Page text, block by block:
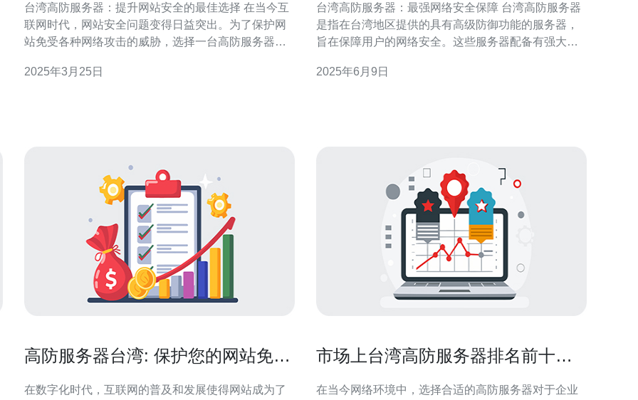
台湾高防服务器：提升网站安全的最佳选择 在当今互
联网时代，网站安全问题变得日益突出。为了保护网
站免受各种网络攻击的威胁，选择一台高防服务器成
选择中，台湾高防服务器凭借其出色的性能和安全特
2025年3月25日
台湾高防服务器：最强网络安全保障 台湾高防服务器
是指在台湾地区提供的具有高级防御功能的服务器，
旨在保障用户的网络安全。这些服务器配备有强大的
御各类网络攻击。 台湾高防服务器具有以下优势： 地
2025年6月9日
高防服务器台湾: 保护您的网站免受
在数字化时代，互联网的普及和发展使得网站成为了
市场上台湾高防服务器排名前十的
在当今网络环境中，选择合适的高防服务器对于企业